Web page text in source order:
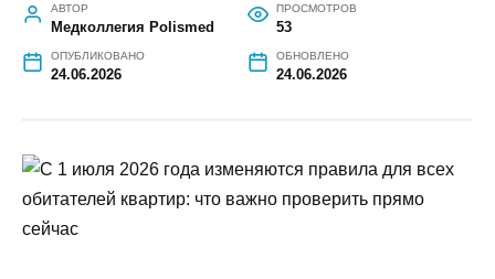
АВТОР
Медколлегия Polismed
ПРОСМОТРОВ
53
ОПУБЛИКОВАНО
24.06.2026
ОБНОВЛЕНО
24.06.2026